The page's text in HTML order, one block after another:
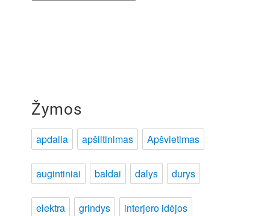
Žymos
apdaila apšiltinimas Apšvietimas
augintiniai baldai dalys durys
elektra grindys interjero idėjos